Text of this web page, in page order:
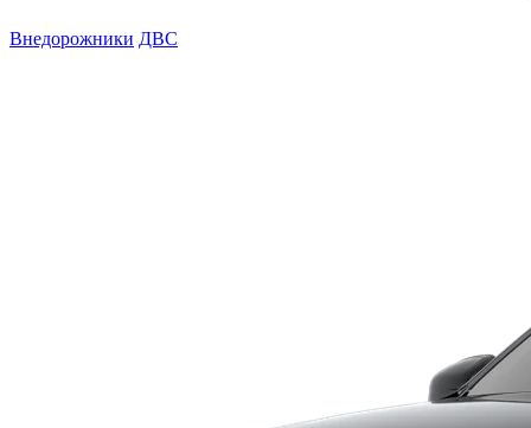
Внедорожники ДВС